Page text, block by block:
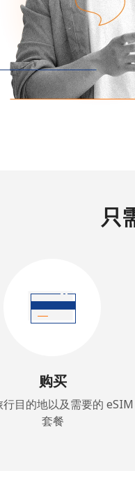
只
购买
目的地以及需要的
套餐